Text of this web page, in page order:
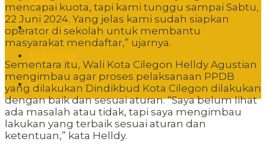
Lingkungan
Kesehatan
mencapai kuota, tapi kami tunggu sampai Sabtu,
22 Juni 2024. Yang jelas kami sudah siapkan
operator di sekolah untuk membantu
masyarakat mendaftar,” ujarnya.
Sementara itu, Wali Kota Cilegon Helldy Agustian
mengimbau agar proses pelaksanaan PPDB
yang dilakukan Dindikbud Kota Cilegon dilakukan
dengan baik dan sesuai aturan. “Saya belum lihat
ada masalah atau tidak, tapi saya mengimbau
lakukan yang terbaik sesuai aturan dan
ketentuan,” kata Helldy.